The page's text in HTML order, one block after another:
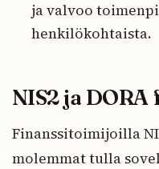
ja valvoo
henkilökohtaista.
NIS2 ja
Finanssitoimijoilla
molemmat tulla